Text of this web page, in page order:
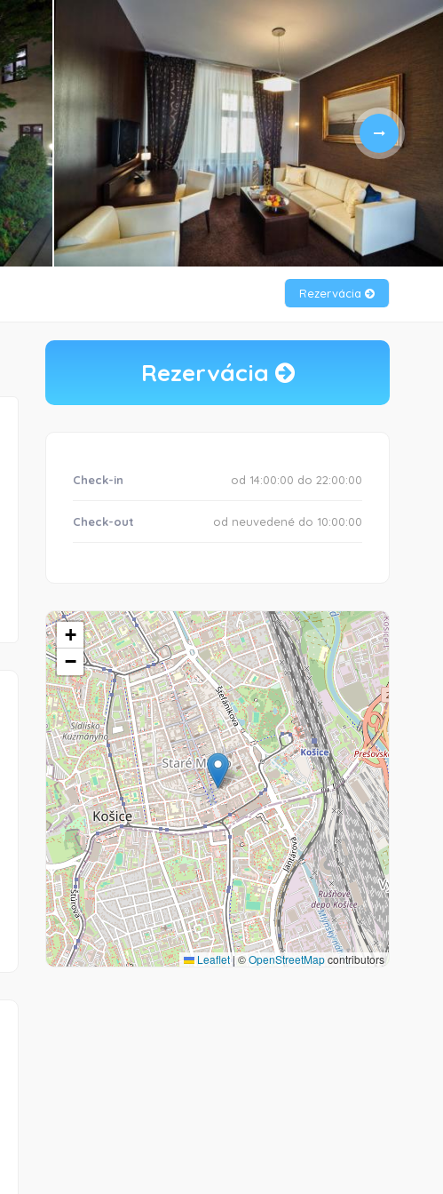
Rezervácia
Rezervácia
Check-in od 14:00:00 do 22:00:00
Check-out od neuvedené do 10:00:00
+
−
Leaflet| ©OpenStreetMapcontributors